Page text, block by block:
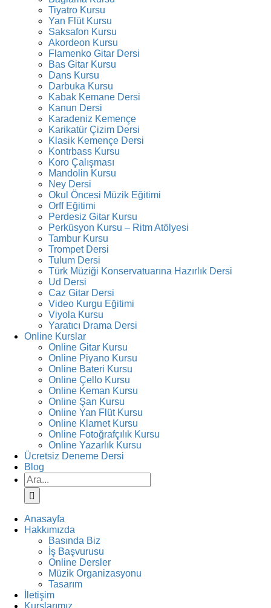
Tiyatro Kursu
Yan Flüt Kursu
Saksafon Kursu
Akordeon Kursu
Flamenko Gitar Dersi
Bas Gitar Kursu
Dans Kursu
Darbuka Kursu
Kabak Kemane Dersi
Kanun Dersi
Karadeniz Kemençe
Karikatür Çizim Dersi
Klasik Kemençe Dersi
Kontrbass Kursu
Koro Çalışması
Mandolin Kursu
Ney Dersi
Okul Öncesi Müzik Eğitimi
Orff Eğitimi
Perdesiz Gitar Kursu
Perküsyon Kursu – Ritm Atölyesi
Tambur Kursu
Trompet Dersi
Tulum Dersi
Türk Müziği Konservatuarına Hazırlık Dersi
Ud Dersi
Caz Gitar Dersi
Video Kurgu Eğitimi
Viyola Kursu
Yaratıcı Drama Dersi
Online Kurslar
Online Gitar Kursu
Online Piyano Kursu
Online Bateri Kursu
Online Çello Kursu
Online Keman Kursu
Online Şan Kursu
Online Yan Flüt Kursu
Online Klarnet Kursu
Online Fotoğrafçılık Kursu
Online Yazarlık Kursu
Ücretsiz Deneme Dersi
Blog
Ara:
Anasayfa
Hakkımızda
Basında Biz
İş Başvurusu
Online Dersler
Müzik Organizasyonu
Tasarım
İletişim
Kurslarımız